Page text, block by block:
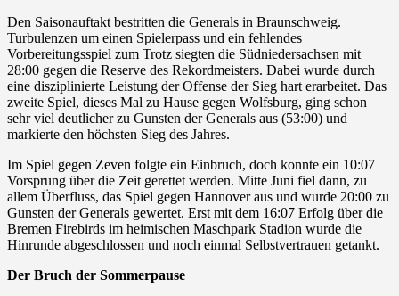
Den Saisonauftakt bestritten die Generals in Braunschweig.
Turbulenzen um einen Spielerpass und ein fehlendes
Vorbereitungsspiel zum Trotz siegten die Südniedersachsen mit
28:00 gegen die Reserve des Rekordmeisters. Dabei wurde durch
eine disziplinierte Leistung der Offense der Sieg hart erarbeitet. Das
zweite Spiel, dieses Mal zu Hause gegen Wolfsburg, ging schon
sehr viel deutlicher zu Gunsten der Generals aus (53:00) und
markierte den höchsten Sieg des Jahres.
Im Spiel gegen Zeven folgte ein Einbruch, doch konnte ein 10:07
Vorsprung über die Zeit gerettet werden. Mitte Juni fiel dann, zu
allem Überfluss, das Spiel gegen Hannover aus und wurde 20:00 zu
Gunsten der Generals gewertet. Erst mit dem 16:07 Erfolg über die
Bremen Firebirds im heimischen Maschpark Stadion wurde die
Hinrunde abgeschlossen und noch einmal Selbstvertrauen getankt.
Der Bruch der Sommerpause